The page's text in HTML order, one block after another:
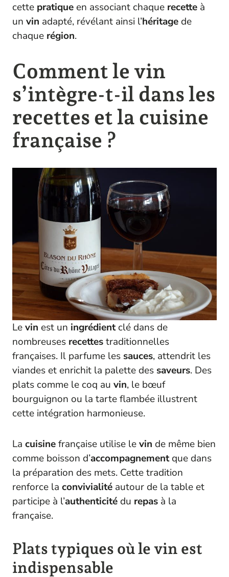
cette pratique en associant chaque recette à
un vin adapté, révélant ainsi l’héritage de
chaque région.
Comment le vin
s’intègre-t-il dans les
recettes et la cuisine
française ?
Levin est un ingrédientclé dans de
nombreuses recettestraditionnelles
françaises. Il parfume les sauces, attendrit les
viandes et enrichit la palette des saveurs. Des
plats comme le coq au vin, le bœuf
bourguignon ou la tarte flambée illustrent
cette intégration harmonieuse.
La cuisinefrançaise utilise levin de même bien
comme boisson d’accompagnementque dans
la préparation des mets. Cette tradition
renforce la convivialité autour de la table et
participe à l’authenticité du repas à la
française.
Plats typiques où le vin est
indispensable